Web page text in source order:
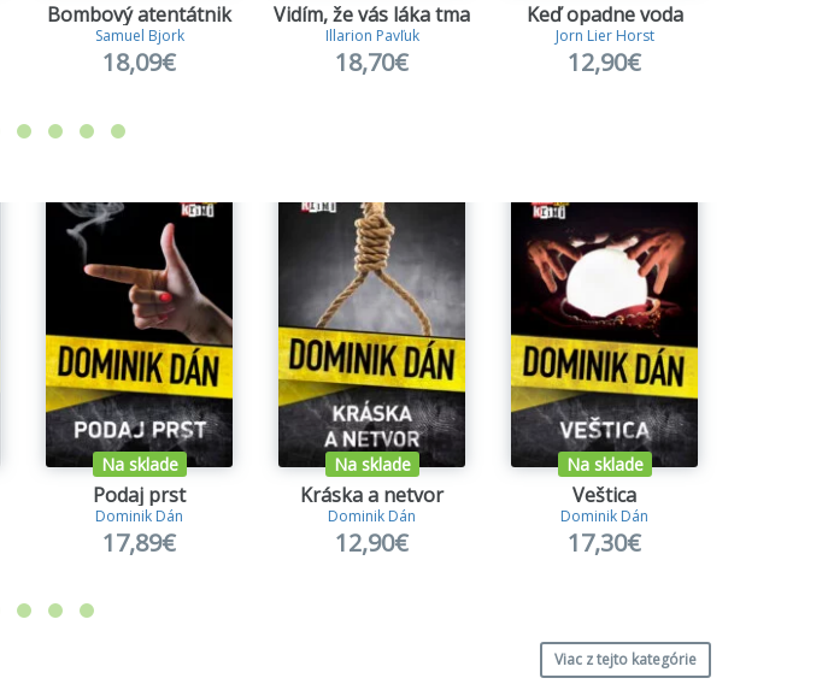
Bombový atentátnik
Samuel Bjork
18,09€
Vidím, že vás láka tma
Illarion Pavľuk
18,70€
Keď opadne voda
Jorn Lier Horst
12,90€
Na sklade
Podaj prst
Dominik Dán
17,89€
Na sklade
Kráska a netvor
Dominik Dán
12,90€
Na sklade
Veštica
Dominik Dán
17,30€
Viac z tejto kategórie